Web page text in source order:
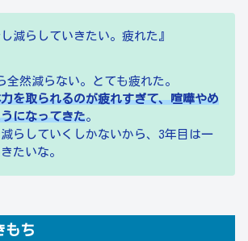
減らしていきたい。疲れた』
全然減らない。とても疲れた。
を取られるのが疲れすぎて、喧嘩やめ
になってきた。
らしていくしかないから、3年目は一
たいな。
もち